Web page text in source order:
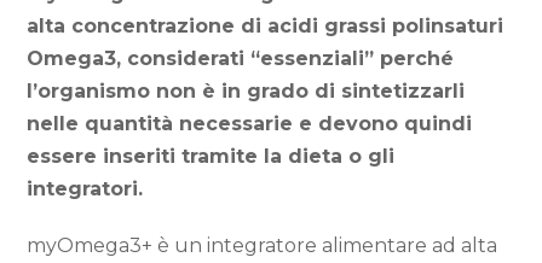
alta concentrazione di acidi grassi polinsaturi
Omega3, considerati “essenziali” perché
l’organismo non è in grado di sintetizzarli
nelle quantità necessarie e devono quindi
essere inseriti tramite la dieta o gli
integratori.
myOmega3+ è un integratore alimentare ad alta